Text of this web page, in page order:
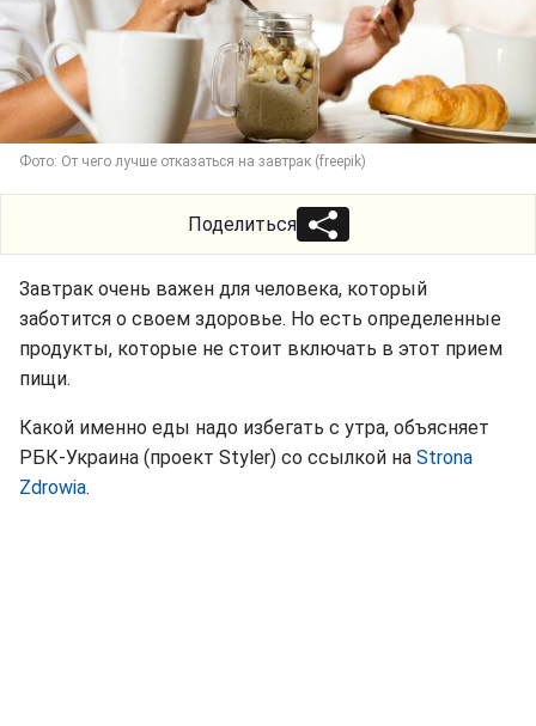
Фото: От чего лучше отказаться на завтрак (freepik)
Поделиться
Завтрак очень важен для человека, который
заботится о своем здоровье. Но есть определенные
продукты, которые не стоит включать в этот прием
пищи.
Какой именно еды надо избегать с утра, объясняет
РБК-Украина (проект Styler) со ссылкой на Strona
Zdrowia.